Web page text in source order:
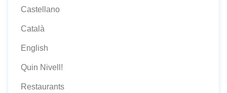
Castellano
Català
English
Quin Nivell!
Restaurants